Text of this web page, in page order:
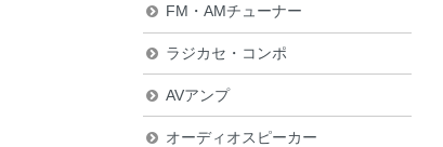
FM・AMチューナー
ラジカセ・コンポ
AVアンプ
オーディオスピーカー